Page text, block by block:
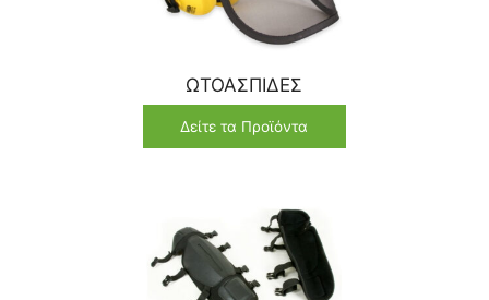
ΩΤΟΑΣΠΙΔΕΣ
Δείτε τα Προϊόντα